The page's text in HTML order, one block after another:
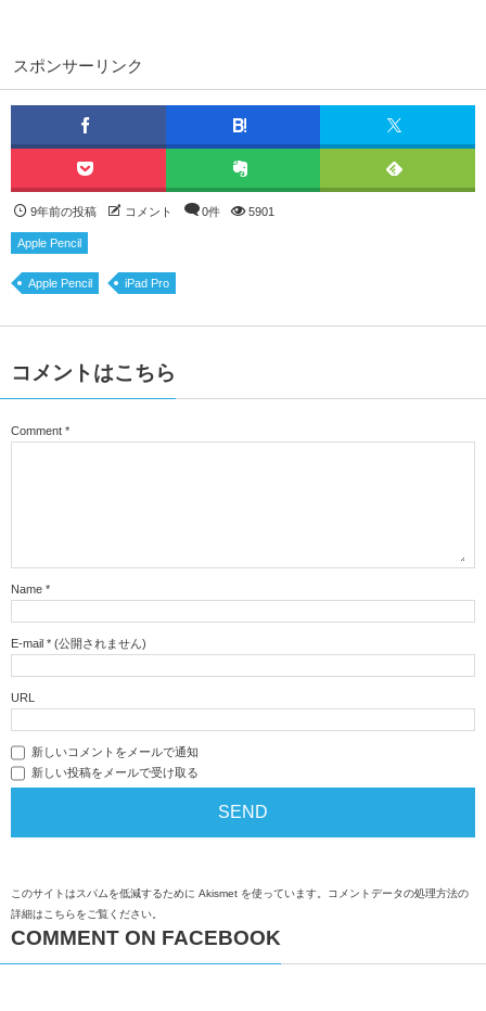
スポンサーリンク
9年前の投稿 コメント 0件 5901
Apple Pencil
Apple Pencil iPad Pro
コメントはこちら
Comment *
Name *
E-mail * (公開されません)
URL
新しいコメントをメールで通知
新しい投稿をメールで受け取る
このサイトはスパムを低減するために Akismet を使っています。 コメントデータの処理方法の
詳細はこちらをご覧ください
COMMENT ON FACEBOOK